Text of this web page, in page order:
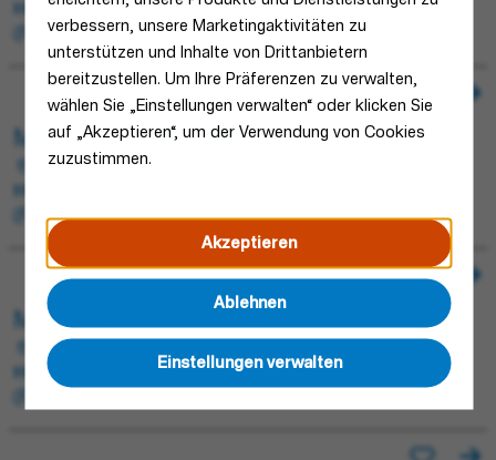
verbessern, unsere Marketingaktivitäten zu
unterstützen und Inhalte von Drittanbietern
bereitzustellen. Um Ihre Präferenzen zu verwalten,
wählen Sie „Einstellungen verwalten“ oder klicken Sie
auf „Akzeptieren“, um der Verwendung von Cookies
zuzustimmen.
Akzeptieren
Ablehnen
Einstellungen verwalten
Manufacturing
Permanent
Maintenance Manager
Arenzano, Italien; Genova, Italien
Permanent
Maintenance Technician M/F/D
Telford, Vereinigtes Königreich
Manufacturing